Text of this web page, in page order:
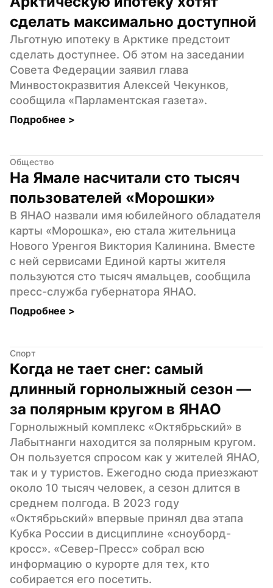
сделать максимально доступной
Льготную ипотеку в Арктике предстоит
сделать доступнее. Об этом на заседании
Совета Федерации заявил глава
Минвостокразвития Алексей Чекунков,
сообщила «Парламентская газета».
Подробнее >
Общество
На Ямале насчитали сто тысяч
пользователей «Морошки»
В ЯНАО назвали имя юбилейного обладателя
карты «Морошка», ею стала жительница
Нового Уренгоя Виктория Калинина. Вместе
с ней сервисами Единой карты жителя
пользуются сто тысяч ямальцев, сообщила
пресс-служба губернатора ЯНАО.
Подробнее >
Спорт
Когда не тает снег: самый
длинный горнолыжный сезон —
за полярным кругом в ЯНАО
Горнолыжный комплекс «Октябрьский» в
Лабытнанги находится за полярным кругом.
Он пользуется спросом как у жителей ЯНАО,
так и у туристов. Ежегодно сюда приезжают
около 10 тысяч человек, а сезон длится в
среднем полгода. В 2023 году
«Октябрьский» впервые принял два этапа
Кубка России в дисциплине «сноуборд-
кросс». «Север-Пресс» собрал всю
информацию о курорте для тех, кто
собирается его посетить.